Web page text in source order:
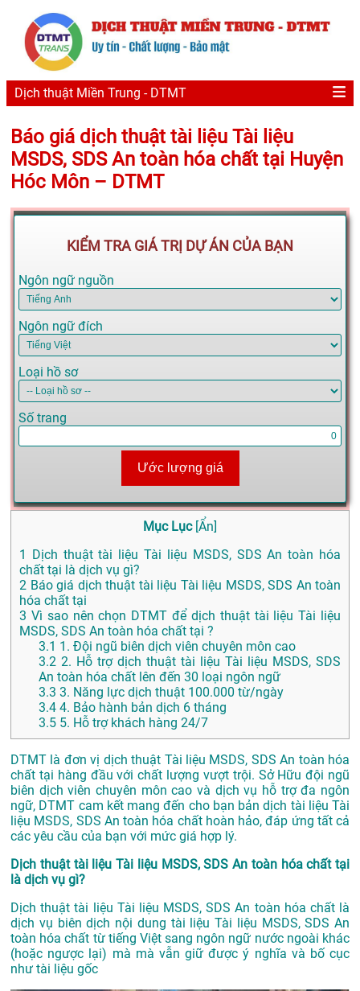
Dịch thuật Miền Trung - DTMT
Báo giá dịch thuật tài liệu Tài liệu
MSDS, SDS An toàn hóa chất tại Huyện
Hóc Môn – DTMT
KIỂM TRA GIÁ TRỊ DỰ ÁN CỦA BẠN
Ngôn ngữ nguồn
Ngôn ngữ đích
Loại hồ sơ
Số trang
Ước lượng giá
Mục Lục [Ẩn]
1
Dịch thuật tài liệu Tài liệu MSDS, SDS An toàn hóa
chất tại là dịch vụ gì?
2 Báo giá dịch thuật tài liệu Tài liệu MSDS, SDS An toàn
hóa chất tại
3 Vì sao nên chọn DTMT để dịch thuật tài liệu Tài liệu
MSDS, SDS An toàn hóa chất tại ?
3.1 1. Đội ngũ biên dịch viên chuyên môn cao
3.2 2. Hỗ trợ dịch thuật tài liệu Tài liệu MSDS, SDS
An toàn hóa chất lên đến 30 loại ngôn ngữ
3.3 3. Năng lực dịch thuật 100.000 từ/ngày
3.4 4. Bảo hành bản dịch 6 tháng
3.5 5. Hỗ trợ khách hàng 24/7
DTMT là đơn vị dịch thuật Tài liệu MSDS, SDS An toàn hóa
chất tại hàng đầu với chất lượng vượt trội. Sở Hữu đội ngũ
biên dịch viên chuyên môn cao và dịch vụ hỗ trợ đa ngôn
ngữ, DTMT cam kết mang đến cho bạn bản dịch tài liệu Tài
liệu MSDS, SDS An toàn hóa chất hoàn hảo, đáp ứng tất cả
các yêu cầu của bạn với mức giá hợp lý.
Dịch thuật tài liệu Tài liệu MSDS, SDS An toàn hóa chất tại
là dịch vụ gì?
Dịch thuật tài liệu Tài liệu MSDS, SDS An toàn hóa chất là
dịch vụ biên dịch nội dung tài liệu Tài liệu MSDS, SDS An
toàn hóa chất từ tiếng Việt sang ngôn ngữ nước ngoài khác
(hoặc ngược lại) mà mà vẫn giữ được ý nghĩa và bố cục
như tài liệu gốc